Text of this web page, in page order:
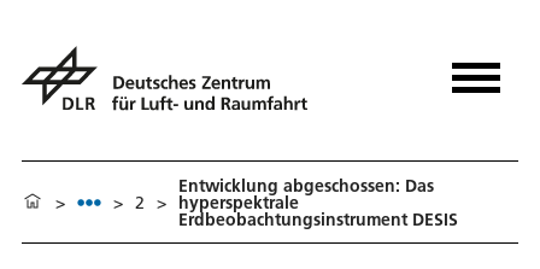
> > 2 >
Entwicklung abgeschossen: Das
hyperspektrale
Erdbeobachtungsinstrument DESIS